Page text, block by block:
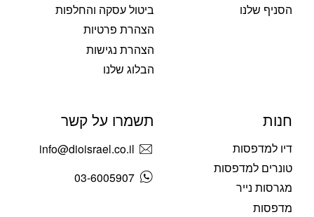
הסניף שלנו
ביטול עסקה והחלפות
הצהרת פרטיות
הצהרת נגישות
הבלוג שלנו
חנות
דיו למדפסות
טונרים למדפסות
מגרסות נייר
מדפסות
תשמרו על קשר
info@dioisrael.co.il
03-6005907